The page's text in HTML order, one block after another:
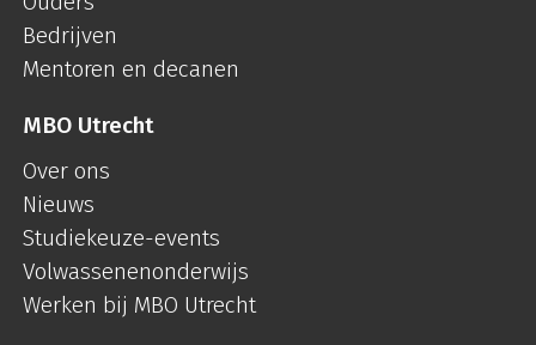
Bedrijven
Mentoren en decanen
MBO Utrecht
Over ons
Nieuws
Studiekeuze-events
Volwassenenonderwijs
Werken bij MBO Utrecht